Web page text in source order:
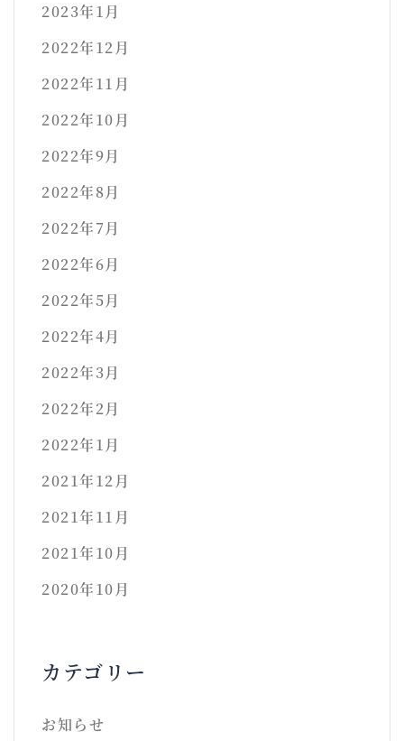
2023年1月
2022年12月
2022年11月
2022年10月
2022年9月
2022年8月
2022年7月
2022年6月
2022年5月
2022年4月
2022年3月
2022年2月
2022年1月
2021年12月
2021年11月
2021年10月
2020年10月
カテゴリー
お知らせ